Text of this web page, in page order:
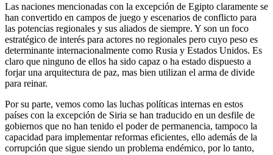
Las naciones mencionadas con la excepción de Egipto claramente se
han convertido en campos de juego y escenarios de conflicto para
las potencias regionales y sus aliados de siempre. Y son un foco
estratégico de interés para actores no regionales pero cuyo peso es
determinante internacionalmente como Rusia y Estados Unidos. Es
claro que ninguno de ellos ha sido capaz o ha estado dispuesto a
forjar una arquitectura de paz, mas bien utilizan el arma de divide
para reinar.
Por su parte, vemos como las luchas políticas internas en estos
países con la excepción de Siria se han traducido en un desfile de
gobiernos que no han tenido el poder de permanencia, tampoco la
capacidad para implementar reformas eficientes, ello además de la
corrupción que sigue siendo un problema endémico, por lo tanto,